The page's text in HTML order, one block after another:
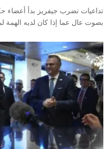
تداعيات تضرب جيفريز بدأ أعضاء
بصوت عال عما إذا كان لديه الهمة